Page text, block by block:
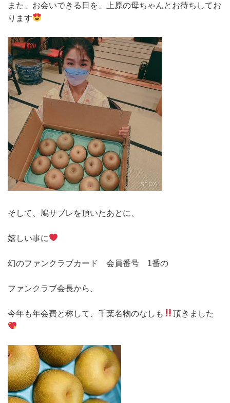
また、お会いできる日を、上原の母ちゃんとお待ちしてお
ります
そして、鳩サブレを頂いたあとに、
嬉しい事に
幻のファンクラブカード 会員番号 1番の
ファンクラブ会長から、
今年も年会費と称して、千葉名物のなしも 頂きました